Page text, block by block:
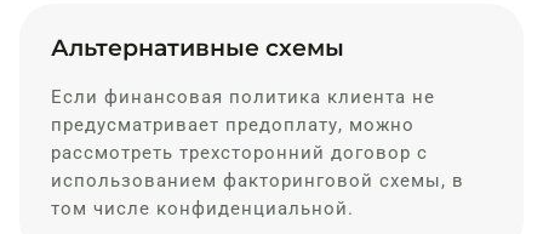
Альтернативные схемы
Если финансовая политика клиента не
предусматривает предоплату, можно
рассмотреть трехсторонний договор с
использованием факторинговой схемы, в
том числе конфиденциальной.